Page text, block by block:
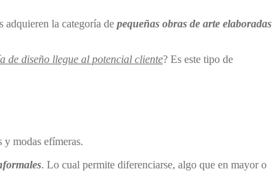
adquieren la categoría de pequeñas obras de arte elaboradas
de diseño llegue al potencial cliente? Es este tipo de
y modas efímeras.
. Lo cual permite diferenciarse, algo que en mayor o